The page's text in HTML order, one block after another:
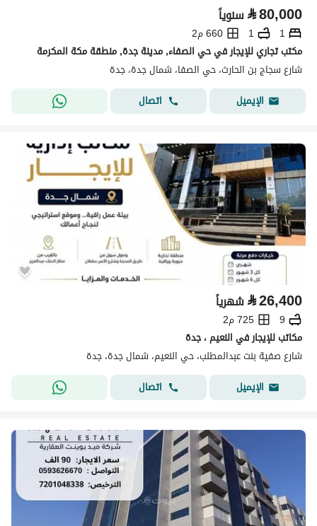
⃁80,000 سنوياً
1
1
660 م2
مكتب تجاري للإيجار في حي الصفاء, مدينة جدة, منطقة مكة المكرمة
شارع سجاج بن الحارث، حي الصفا، شمال جدة، جدة
الإيميل
اتصال
⃁26,400 شهرياً
9
725 م2
مكاتب للإيجار في النعيم ، جدة
شارع صفية بنت عبدالمطلب، حي النعيم، شمال جدة، جدة
الإيميل
اتصال